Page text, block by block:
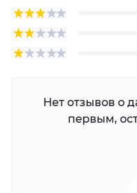
Нет отзывов о
первым,